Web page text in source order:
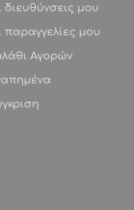
διευθύνσεις μου
παραγγελίες μου
Αγορών